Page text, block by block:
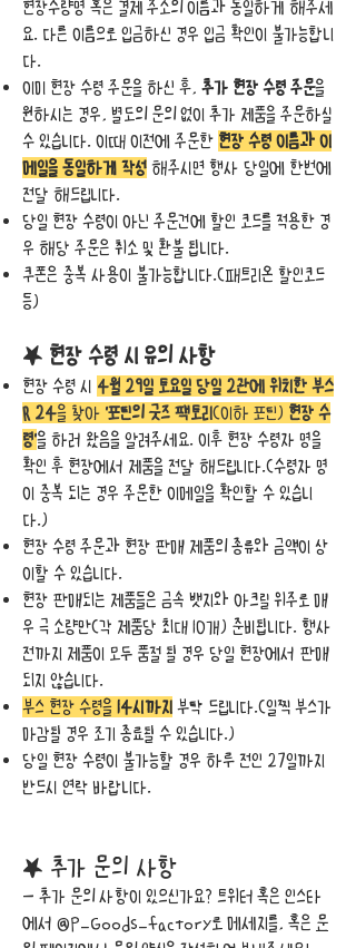
현장수량명 혹은 결제 주소의 이름과 동일하게 해주세
요. 다른 이름으로 입금하신 경우 입금 확인이 불가능합니
다.
이미 현장 수령 주문을 하신 후, 추가 현장 수령 주문을
원하시는 경우, 별도의 문의 없이 추가 제품을 주문하실
수 있습니다. 이때 이전에 주문한 현장 수령 이름과 이
메일을 동일하게 작성 해주시면 행사 당일에 한번에
전달 해드립니다.
당일 현장 수령이 아닌 주문건에 할인 코드를 적용한 경
우 해당 주문은 취소 및 환불 됩니다.
​쿠폰은 중복 사용이 불가능합니다.(패트리온 할인코드
등)
★ 현장 수령 시 유의 사항
현장 수령 시 4월 29일 토요일 당일 2관에 위치한 부스
R 24을 찾아 '포틴의 굿즈 팩토리(이하 포틴) 현장 수
령'을 하러 왔음을 알려주세요. 이후 현장 수령자 명을
확인 후 현장에서 제품을 전달 해드립니다.(수령자 명
이 중복 되는 경우 주문한 이메일을 확인할 수 있습니
다.)
현장 수령 주문과 현장 판매 제품의 종류와 금액이 상
이할 수 있습니다.
현장 판매되는 제품들은 금속 뱃지와 아크릴 위주로 매
우 극 소량만​(각 제품당 ​최대 10개) 준비됩니다. 행사
전까지 제품이 모두 품절 될 경우 당일 현장에서 판매
되지 않습니다.
부스 현장 수령을 14시까지 부탁 드립니다.(일찍 부스가
마감될 경우 조기 종료될 수 있습니다.)
당일 현장 수령이 불가능할 경우 하루 전인 27일까지
반드시 연락 바랍니다.
★ 추가 문의 사항
- 추가 문의 사항이 있으신가요? 트위터 혹은 인스타
에서 @P_Goods_factory로 메세지를, 혹은 문